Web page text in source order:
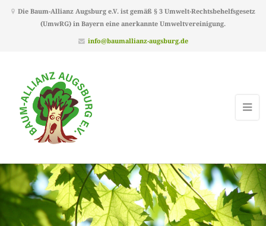
Die Baum-Allianz Augsburg e.V. ist gemäß § 3 Umwelt-Rechtsbehelfsgesetz
(UmwRG) in Bayern eine anerkannte Umweltvereinigung.
info@baumallianz-augsburg.de